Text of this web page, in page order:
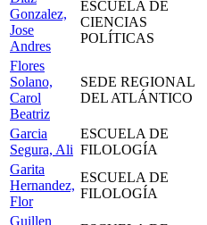
Gonzalez,
Jose
Andres
ESCUELA DE
CIENCIAS
POLÍTICAS
Flores
Solano,
Carol
Beatriz
SEDE REGIONAL
DEL ATLÁNTICO
Garcia
Segura, Ali
ESCUELA DE
FILOLOGÍA
Garita
Hernandez,
Flor
ESCUELA DE
FILOLOGÍA
Guillen